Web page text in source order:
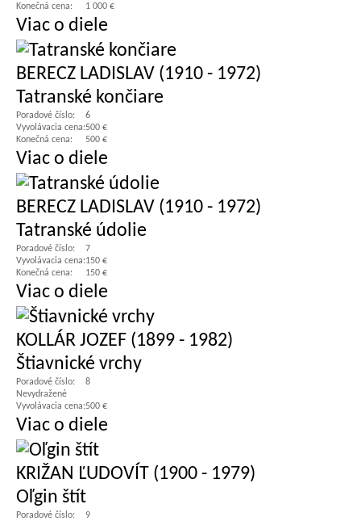
Konečná cena:
1 000 €
Viac o diele
BERECZ LADISLAV (1910 - 1972)
Tatranské končiare
Poradové číslo:
6
Vyvolávacia cena:500 €
Konečná cena:
500 €
Viac o diele
BERECZ LADISLAV (1910 - 1972)
Tatranské údolie
Poradové číslo:
7
Vyvolávacia cena:150 €
Konečná cena:
150 €
Viac o diele
KOLLÁR JOZEF (1899 - 1982)
Štiavnické vrchy
Poradové číslo:
8
Nevydražené
Vyvolávacia cena:500 €
Viac o diele
KRIŽAN ĽUDOVÍT (1900 - 1979)
Oľgin štít
Poradové číslo:
9